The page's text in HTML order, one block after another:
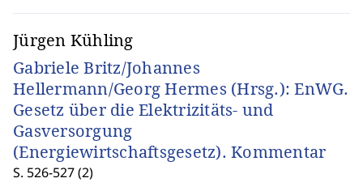
Jürgen Kühling
Gabriele Britz/Johannes
Hellermann/Georg Hermes (Hrsg.): EnWG.
Gesetz über die Elektrizitäts- und
Gasversorgung
(Energiewirtschaftsgesetz). Kommentar
S. 526-527 (2)